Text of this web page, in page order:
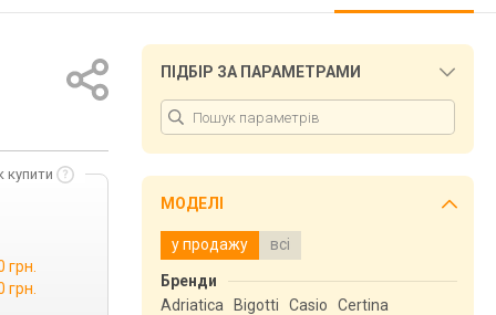
купити
грн.
грн.
ПІДБІР ЗА ПАРАМЕТРАМИ
МОДЕЛІ
у продажу всі
Бренди
Adriatica
Bigotti Casio
Certina